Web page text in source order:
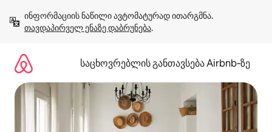
გადასვლა
თავდაპირველ ენაზე დაბრუნება.
საცხოვრებლის განთავსება Airbnb‑ზე